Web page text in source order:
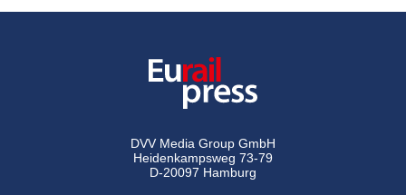
DVV Media Group GmbH
Heidenkampsweg 73-79
D-20097 Hamburg